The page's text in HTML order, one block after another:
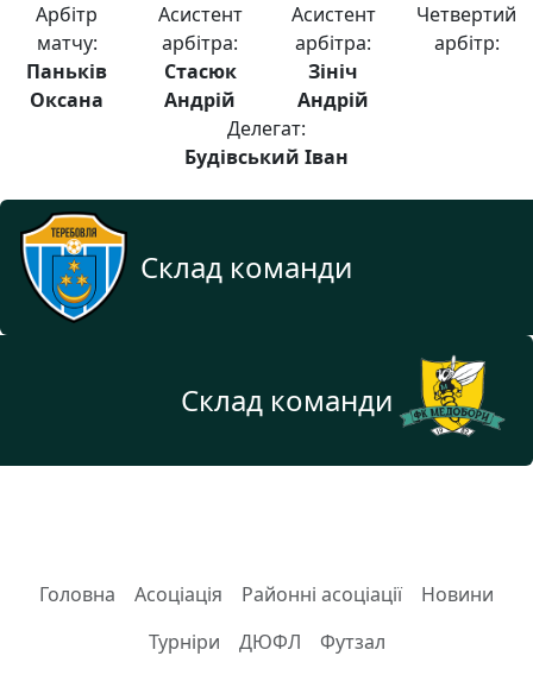
Арбітр
матчу:
Паньків
Оксана
Асистент
арбітра:
Стасюк
Андрій
Асистент
арбітра:
Зініч
Андрій
Четвертий
арбітр:
Делегат:
Будівський Іван
Склад команди
Склад команди
Головна Асоціація Районні асоціації
Новини
Турніри
ДЮФЛ Футзал